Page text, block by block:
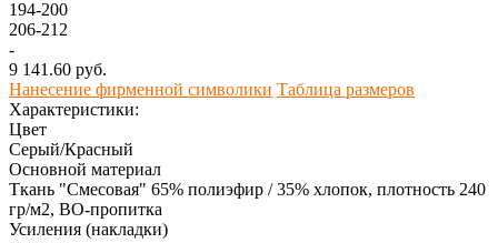
194-200
206-212
-
9 141.60 руб.
Нанесение фирменной символики Таблица размеров
Характеристики:
Цвет
Серый/Красный
Основной материал
Ткань "Смесовая" 65% полиэфир / 35% хлопок, плотность 240
гр/м2, ВО-пропитка
Усиления (накладки)